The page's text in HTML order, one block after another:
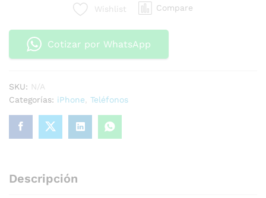
Wishlist Compare
Cotizar por WhatsApp
SKU: N/A
Categorías: iPhone Teléfonos
Descripción